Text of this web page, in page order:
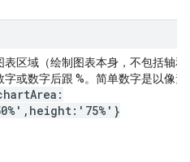
区域（绘制图表本身，不包括轴
或数字后跟 %。简单数字是以像